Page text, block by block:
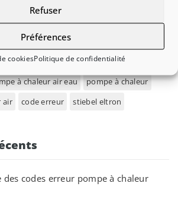
Refuser
Préférences
cookiesPolitique de confidentialité
défectueuse
à chaleur air eau
pompe à chaleur
air
code erreur stiebel eltron
des codes erreur pompe à chaleur